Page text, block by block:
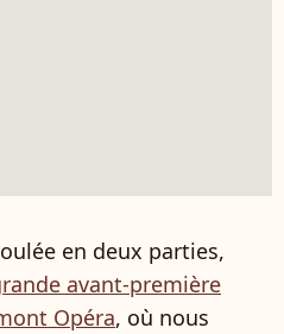
en deux parties,
avant-première
Opéra, où nous